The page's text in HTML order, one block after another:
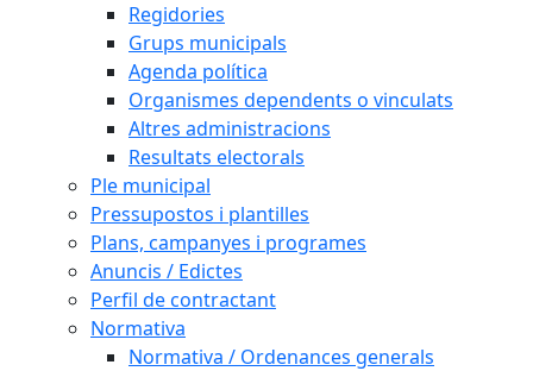
Regidories
Grups municipals
Agenda política
Organismes dependents o vinculats
Altres administracions
Resultats electorals
Ple municipal
Pressupostos i plantilles
Plans, campanyes i programes
Anuncis / Edictes
Perfil de contractant
Normativa
Normativa / Ordenances generals